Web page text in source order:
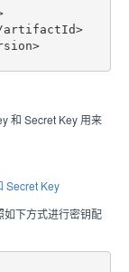
和 Secret Key 用来
Secret Key
如下方式进行密钥配